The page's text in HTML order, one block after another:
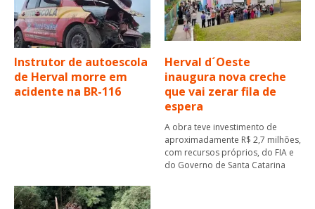
Instrutor de autoescola
de Herval morre em
acidente na BR-116
Herval d´Oeste
inaugura nova creche
que vai zerar fila de
espera
A obra teve investimento de
aproximadamente R$ 2,7 milhões,
com recursos próprios, do FIA e
do Governo de Santa Catarina